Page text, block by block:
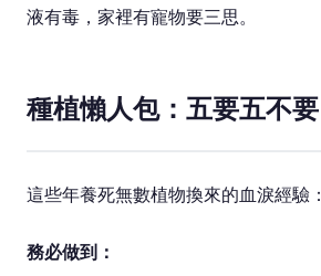
液有毒，家裡有寵物要三思。
種植懶人包：五要五不要
這些年養死無數植物換來的血淚經驗：
務必做到：